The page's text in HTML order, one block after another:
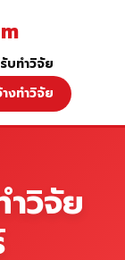
บทำวิจัย
งทำวิจัย
วิจัย